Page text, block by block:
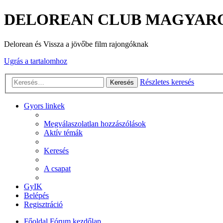
DELOREAN CLUB
Delorean és Vissza a jövőbe film rajongóknak
Ugrás a tartalomhoz
Keresés Részletes keresés
Gyors linkek
Megválaszolatlan hozzászólások
Aktív témák
Keresés
A csapat
GyIK
Belépés
Regisztráció